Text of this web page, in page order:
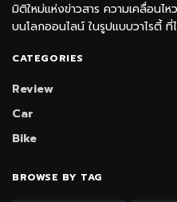
มิติใหม่แห่งข่าวสาร ความเคลื่อนไ
บนโลกออนไลน์ ในรูปแบบวาไรตี้
CATEGORIES
Review
Car
Bike
BROWSE BY TAG